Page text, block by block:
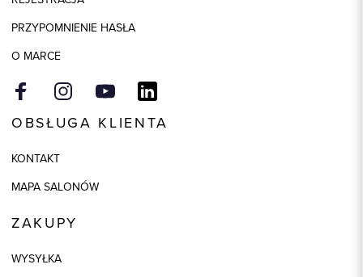
Model
PRZYPOMNIENIE HASŁA
O MARCE
OBSŁUGA KLIENTA
KONTAKT
MAPA SALONÓW
ZAKUPY
WYSYŁKA